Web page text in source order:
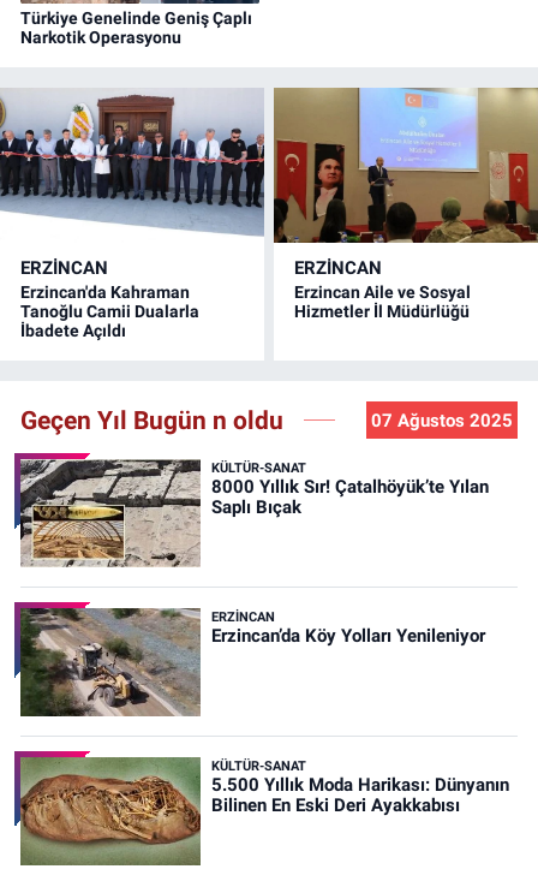
Türkiye Genelinde Geniş Çaplı
Narkotik Operasyonu
ERZINCAN
Erzincan'da Kahraman
Tanoğlu Camii Dualarla
İbadete Açıldı
ERZINCAN
Erzincan Aile ve Sosyal
Hizmetler İl Müdürlüğü
Geçen Yıl Bugün n oldu 07 Ağustos 2025
KÜLTÜR-SANAT
8000 Yıllık Sır! Çatalhöyük’te Yılan
Saplı Bıçak
ERZINCAN
Erzincan’da Köy Yolları Yenileniyor
KÜLTÜR-SANAT
5.500 Yıllık Moda Harikası: Dünyanın
Bilinen En Eski Deri Ayakkabısı